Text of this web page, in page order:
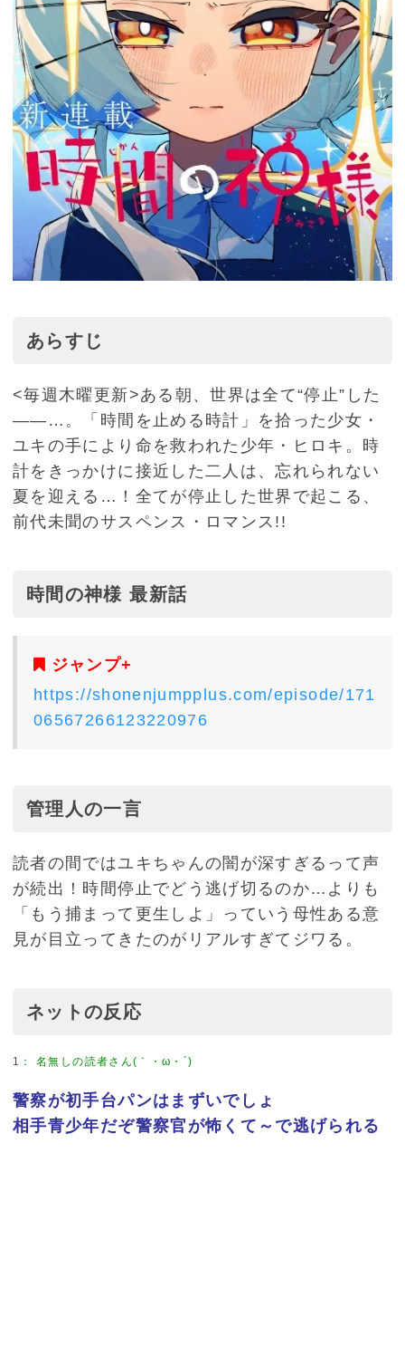
あらすじ
<毎週木曜更新>ある朝、世界は全て“停止”した
――…。「時間を止める時計」を拾った少女・
ユキの手により命を救われた少年・ヒロキ。時
計をきっかけに接近した二人は、忘れられない
夏を迎える…！全てが停止した世界で起こる、
前代未聞のサスペンス・ロマンス!!
時間の神様 最新話
ジャンプ+
https://shonenjumpplus.com/episode/171
06567266123220976
管理人の一言
読者の間ではユキちゃんの闇が深すぎるって声
が続出！時間停止でどう逃げ切るのか…よりも
「もう捕まって更生しよ」っていう母性ある意
見が目立ってきたのがリアルすぎてジワる。
ネットの反応
1 ：名無しの読者さん(｀・ω・´)
警察が初手台パンはまずいでしょ
相手青少年だぞ警察官が怖くて～で逃げられる